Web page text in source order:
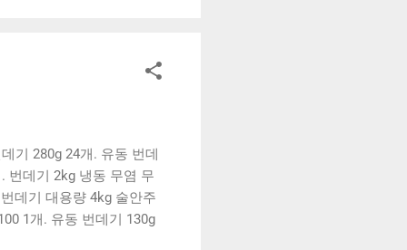
기 280g 24개. 유동 번데
번데기 2kg 냉동 무염 무
데기 대용량 4kg 술안주
1개. 유동 번데기 130g